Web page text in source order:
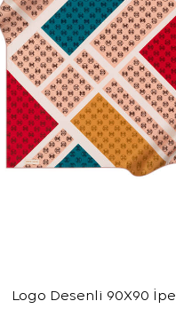
Logo Desenli 90X90